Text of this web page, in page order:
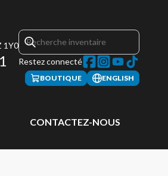
1Y0
Restez connecté
BOUTIQUE ENGLISH
CONTACTEZ-NOUS